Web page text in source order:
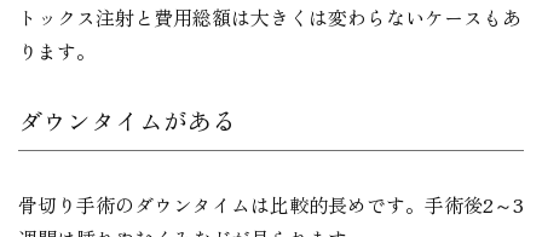
トックス注射と費用総額は大きくは変わらないケースもあ
ります。
ダウンタイムがある
骨切り手術のダウンタイムは比較的長めです。手術後2～3